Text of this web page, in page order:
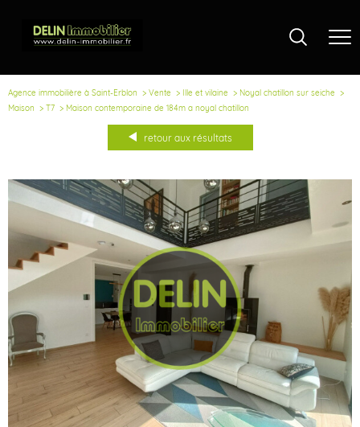
Agence immobilière à Saint-Erblon Vente Ille et vilaine
Noyal chatillon sur seiche
Maison
T7 Maison contemporaine de 184m a noyal chatillon
retour aux résultats